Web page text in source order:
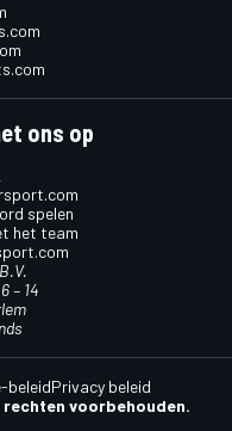
ons op
spelen
het team
– 14
rechten voorbehouden.
beleidPrivacy beleid